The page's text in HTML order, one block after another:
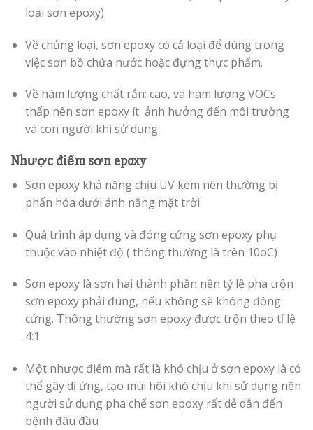
loại sơn epoxy)
Về chủng loại, sơn epoxy có cả loại để dùng trong
việc sơn bồ chứa nước hoặc đựng thực phẩm.
Về hàm lượng chất rắn: cao, và hàm lượng VOCs
thấp nên sơn epoxy ít ảnh hưởng đến môi trường
và con người khi sử dụng
Nhược điểm sơn epoxy
Sơn epoxy khả năng chịu UV kém nên thường bị
phấn hóa dưới ánh nắng mặt trời
Quá trình áp dụng và đóng cứng sơn epoxy phụ
thuộc vào nhiệt độ ( thông thường là trên 10oC)
Sơn epoxy là sơn hai thành phần nên tỷ lệ pha trộn
sơn epoxy phải đúng, nếu không sẽ không đông
cứng. Thông thường sơn epoxy được trộn theo tỉ lệ
4:1
Một nhược điểm mà rất là khó chịu ở sơn epoxy là có
thể gây dị ứng, tạo mùi hôi khó chịu khi sử dụng nên
người sử dụng pha chế sơn epoxy rất dễ dẫn đến
bệnh đâu đầu